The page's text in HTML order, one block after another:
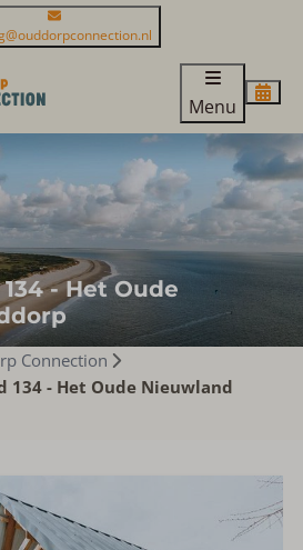
Menu
- Het Oude
Connection
134 - Het Oude Nieuwland